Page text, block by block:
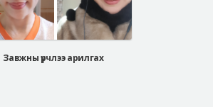
Завжны үрчлээ арилгах